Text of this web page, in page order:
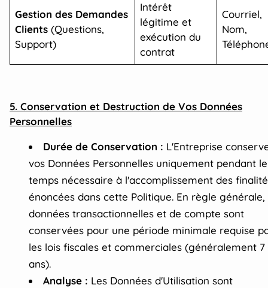
Gestion des Demandes
Clients (Questions,
Support)
Intérêt
légitime et
exécution du
contrat
Courriel,
Nom,
5. Conservation et Destruction de Vos Données
Personnelles
Durée de Conservation : L'Entreprise
vos Données Personnelles uniquement pendant le
temps nécessaire à l'accomplissement des
énoncées dans cette Politique. En règle générale,
données transactionnelles et de compte sont
conservées pour une période minimale requise
les lois fiscales et commerciales (généralement 7
ans).
Analyse : Les Données d'Utilisation sont